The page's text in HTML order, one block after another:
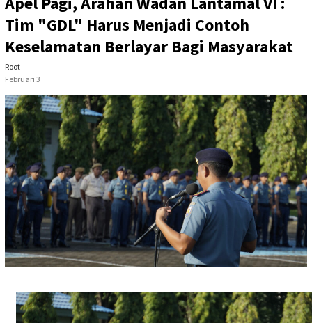
Tim "GDL" Harus Menjadi Contoh
Keselamatan Berlayar Bagi Masyarakat
Root
Februari 3